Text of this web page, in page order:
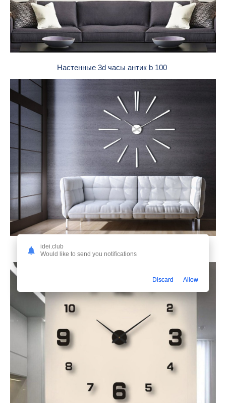
Настенные 3d часы антик b 100
Интерьерные часы на стену
idei.club
Would like to send you notifications
Discard Allow